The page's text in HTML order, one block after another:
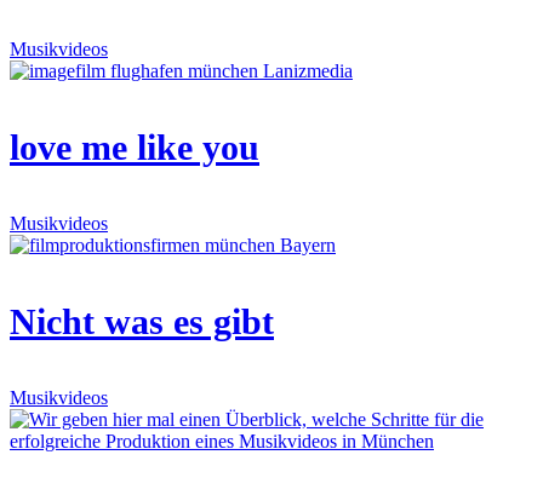
Musikvideos
love me like you
Musikvideos
Nicht was es gibt
Musikvideos